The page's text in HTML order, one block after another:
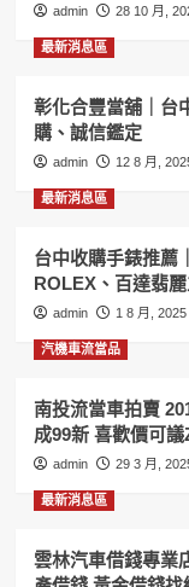
錶
要
賣
定
要
來,
汽
機
錢,
黃
金
錢
和
運
當
舖
錶
專
家,
信
當
舖
收
購
黃
金
借
房
借
錢,
汽
機
車
專
admin 28 10 月,
最新消息區
彰化合豐當舖｜台
購、誠信鑑定
admin 12 8 月,
最新消息區
台中收購手錶推薦
ROLEX、百達翡麗
admin 1 8 月, 2025
汽機車流當品
南投流當車拍賣
成99新 喜歡價可議
admin 29 3 月,
最新消息區
雲林汽車借錢專業